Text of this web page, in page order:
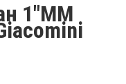
1"ММ